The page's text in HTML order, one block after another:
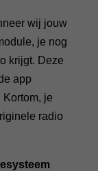
wij jouw
je nog
krijgt. Deze
app
Kortom, je
radio